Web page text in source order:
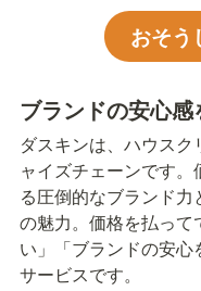
おそう
ブランドの安心感
ダスキンは、ハウス
ャイズチェーンです
る圧倒的なブランド
の魅力。価格を払って
い」「ブランドの安
サービスです。